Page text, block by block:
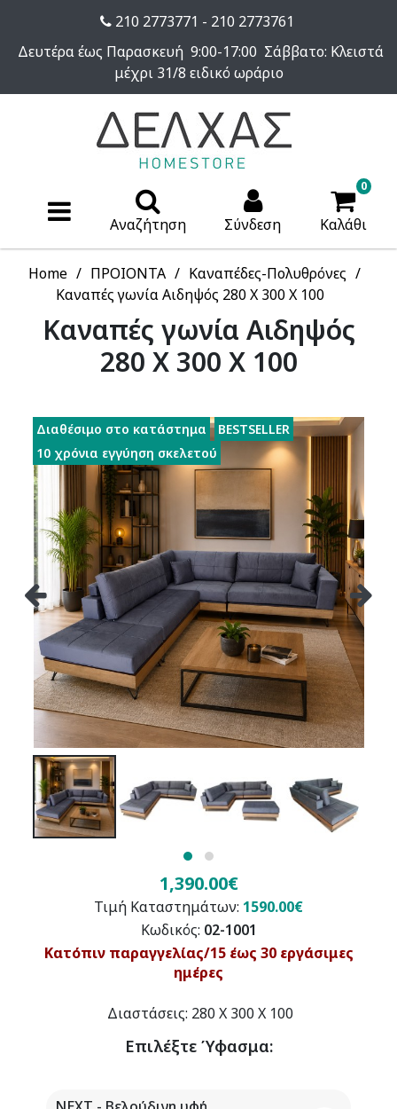
210 2773771 - 210 2773761
Δευτέρα έως Παρασκευή 9:00-17:00 Σάββατο: Κλειστά
μέχρι 31/8 ειδικό ωράριο
Αναζήτηση Σύνδεση
0
Καλάθι
Home ΠΡΟΙΟΝΤΑ
Καναπέδες-Πολυθρόνες
Καναπές γωνία Αιδηψός 280 X 300 X 100
Καναπές γωνία Αιδηψός
280 X 300 X 100
Διαθέσιμο στο κατάστημα
BESTSELLER
10 χρόνια εγγύηση σκελετού
1,390.00€
Τιμή Καταστημάτων: 1590.00€
Κωδικός: 02-1001
Κατόπιν παραγγελίας/15 έως 30 εργάσιμες
ημέρες
Διαστάσεις: 280 X 300 X 100
Επιλέξτε Ύφασμα: